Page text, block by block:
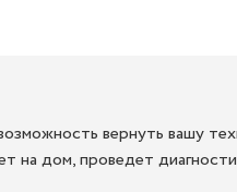
вернуть вашу
дом, проведет